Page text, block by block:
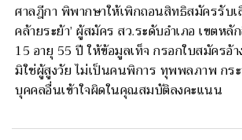
ศาลฎีกา พิพากษาให้เพิกถอนสิทธิสมัครรับเ
คล้ายระย้า’ ผู้สมัคร สว.ระดับอำเภอ เขตห
15 อายุ 55 ปี ให้ข้อมูลเท็จ กรอกใบสมัครอ้
มิใช่ผู้สูงวัย ไม่เป็นคนพิการ ทุพพลภาพ กระ
บุคคลอื่นเข้าใจผิดในคุณสมบัติลงคะแนน